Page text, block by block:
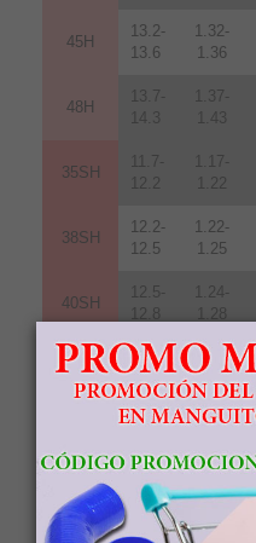
45H
13.2-
13.6
1.32-
1.36
48H
13.7-
14.3
1.37-
1.43
35SH
11.7-
12.2
1.17-
1.22
38SH
12.2-
12.5
1.22-
1.25
40SH
12.5-
12.8
1.24-
1.28
42SH
12.8-
13.2
1.289-
1.32
13.2-
1.32-
28UH
10.2-
10.8
1.02-